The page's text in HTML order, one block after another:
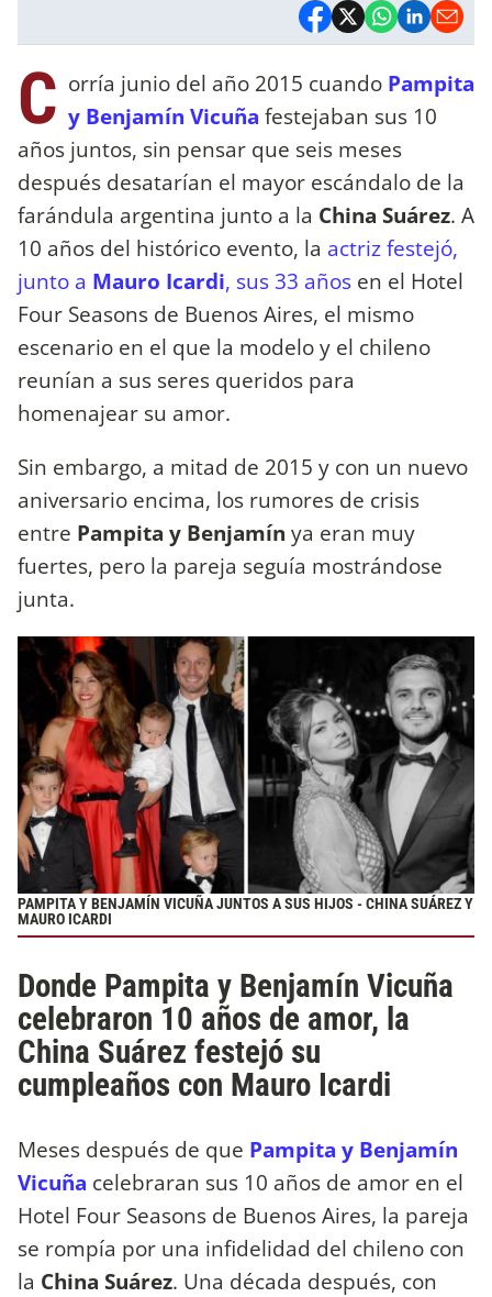
C orría junio del año 2015 cuando Pampita
y Benjamín Vicuña festejaban sus 10
años juntos, sin pensar que seis meses
después desatarían el mayor escándalo de la
farándula argentina junto a la China Suárez. A
10 años del histórico evento, la actriz festejó,
junto a Mauro Icardi, sus 33 años en el Hotel
Four Seasons de Buenos Aires, el mismo
escenario en el que la modelo y el chileno
reunían a sus seres queridos para
homenajear su amor.
Sin embargo, a mitad de 2015 y con un nuevo
aniversario encima, los rumores de crisis
entre Pampita y Benjamín ya eran muy
fuertes, pero la pareja seguía mostrándose
junta.
PAMPITA Y BENJAMÍN VICUÑA JUNTOS A SUS HIJOS - CHINA SUÁREZ Y
MAURO ICARDI
Donde Pampita y Benjamín Vicuña
celebraron 10 años de amor, la
China Suárez festejó su
cumpleaños con Mauro Icardi
Meses después de que Pampita y Benjamín
Vicuña celebraran sus 10 años de amor en el
Hotel Four Seasons de Buenos Aires, la pareja
se rompía por una infidelidad del chileno con
la China Suárez. Una década después, con